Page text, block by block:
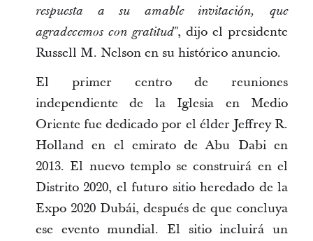
respuesta a su amable invitación, que
agradecemos con gratitud", dijo el presidente
Russell M. Nelson en su histórico anuncio.
El primer centro de reuniones
independiente de la Iglesia en Medio
Oriente fue dedicado por el élder Jeffrey R.
Holland en el emirato de Abu Dabi en
2013. El nuevo templo se construirá en el
Distrito 2020, el futuro sitio heredado de la
Expo 2020 Dubái, después de que concluya
ese evento mundial. El sitio incluirá un